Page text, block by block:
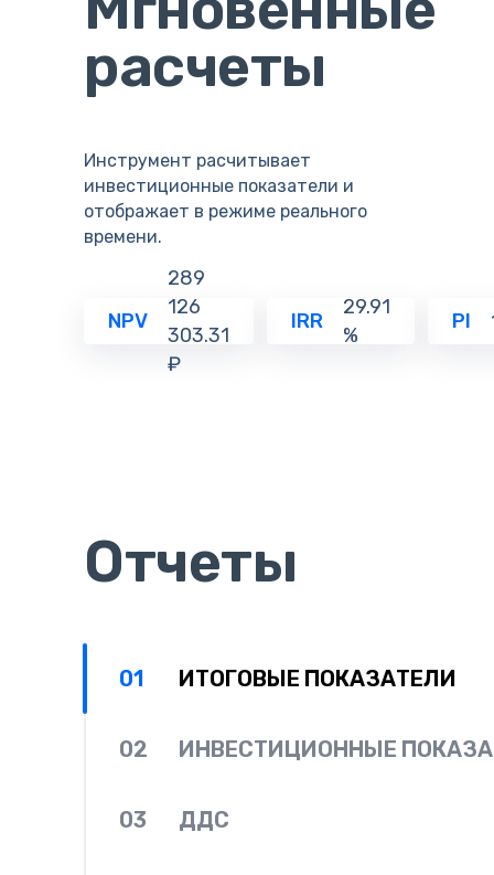
расчеты
Инструмент расчитывает
инвестиционные показатели и
отображает в режиме реального
времени.
NPV
289
126
303.31
₽
IRR
29.91
%
PI
Отчеты
01 ИТОГОВЫЕ ПОКАЗАТЕЛИ
02 ИНВЕСТИЦИОННЫЕ
03 ДДС